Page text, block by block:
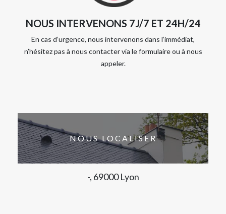
NOUS INTERVENONS 7J/7 ET 24H/24
En cas d’urgence, nous intervenons dans l’immédiat,
n’hésitez pas à nous contacter via le formulaire ou à nous
appeler.
NOUS LOCALISER
-, 69000 Lyon